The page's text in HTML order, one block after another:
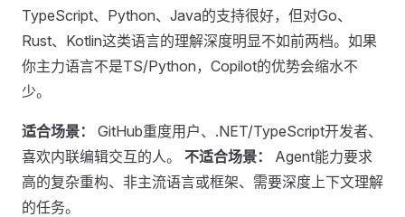
TypeScript、Python、Java的支持很好，但对Go、
Rust、Kotlin这类语言的理解深度明显不如前两档。如果
你主力语言不是TS/Python，Copilot的优势会缩水不
少。
适合场景：
GitHub重度用户、.NET/TypeScript开发者、
喜欢内联编辑交互的人。 不适合场景：
Agent能力要求
高的复杂重构、非主流语言或框架、需要深度上下文理解
的任务。